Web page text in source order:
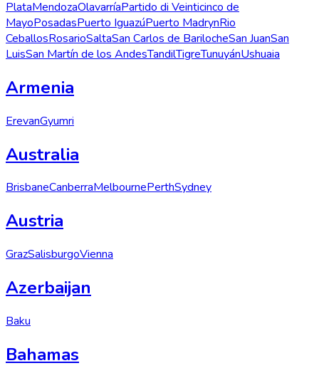
PlataMendozaOlavarríaPartido di Veinticinco de
MayoPosadasPuerto IguazúPuerto MadrynRio
CeballosRosarioSaltaSan Carlos de BarilocheSan JuanSan
LuisSan Martín de los AndesTandilTigreTunuyánUshuaia
Armenia
ErevanGyumri
Australia
BrisbaneCanberraMelbournePerthSydney
Austria
GrazSalisburgoVienna
Azerbaijan
Baku
Bahamas